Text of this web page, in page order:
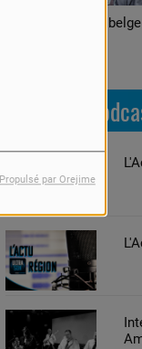
Propulsé par Orejime
Derniers